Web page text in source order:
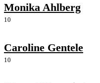
Monika Ahlberg
10
Caroline Gentele
10